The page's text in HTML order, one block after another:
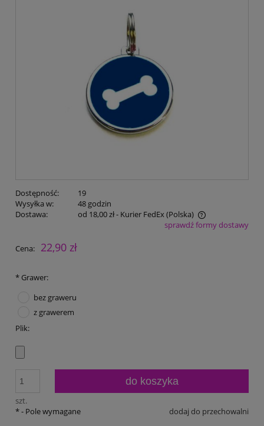
Dostępność:
19
Wysyłka w:
48 godzin
Dostawa:
od 18,00 zł- Kurier FedEx(Polska)
Cena nie zawiera ewentualnych kosztów płatnościsprawdź formy dostawy
Cena: 22,90 zł
* Grawer:
bez graweru
z grawerem
Plik:
szt.
do koszyka
dodaj do przechowalni
*- Pole wymagane